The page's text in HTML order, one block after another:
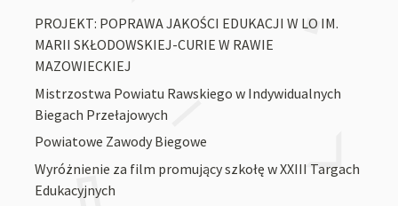
PROJEKT: POPRAWA JAKOŚCI EDUKACJI W LO IM.
MARII SKŁODOWSKIEJ-CURIE W RAWIE
MAZOWIECKIEJ
Mistrzostwa Powiatu Rawskiego w Indywidualnych
Biegach Przełajowych
Powiatowe Zawody Biegowe
Wyróżnienie za film promujący szkołę w XXIII Targach
Edukacyjnych